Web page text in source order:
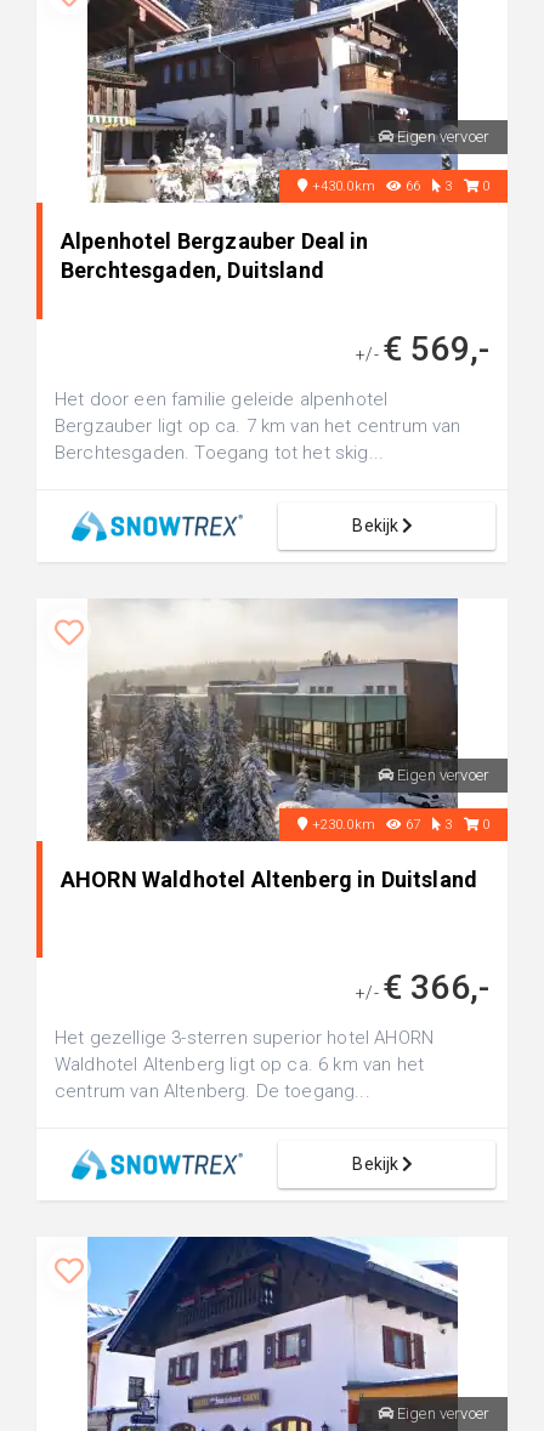
Eigen vervoer
+430.0km 66 3 0
Alpenhotel Bergzauber Deal in
Berchtesgaden, Duitsland
+/- € 569,-
Het door een familie geleide alpenhotel
Bergzauber ligt op ca. 7 km van het centrum van
Berchtesgaden. Toegang tot het skig...
Bekijk
Eigen vervoer
+230.0km 67 3 0
AHORN Waldhotel Altenberg in Duitsland
+/- € 366,-
Het gezellige 3-sterren superior hotel AHORN
Waldhotel Altenberg ligt op ca. 6 km van het
centrum van Altenberg. De toegang...
Bekijk
Eigen vervoer